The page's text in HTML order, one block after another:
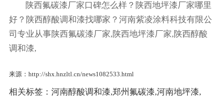
陕西氟碳漆厂家口碑怎么样？陕西地坪漆厂家哪里
好？陕西醇酸调和漆找哪家？河南紫凌涂料科技有限公
司专业从事陕西氟碳漆厂家,陕西地坪漆厂家,陕西醇酸
调和漆,
来源：http://shx.hnzltl.cn/news1082533.html
相关标签： 河南醇酸调和漆,郑州氟碳漆,河南地坪漆,